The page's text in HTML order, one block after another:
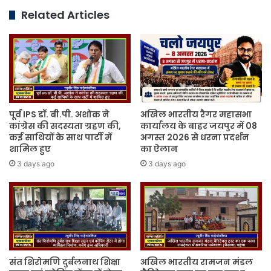
दी
गई।
Related Articles
पूर्व IPS डॉ. बी.पी. अशोक ने
कांग्रेस की सदस्यता ग्रहण की,
कई साथियों के साथ पार्टी में
शामिल हुए
3 days ago
अखिल भारतीय रैगर महासभा
कार्यालय के बाहर जयपुर में 08
अगस्त 2026 से धरना प्रदर्शन
का ऐलान
3 days ago
संत शिरोमणि दुर्बलनाथ शिक्षा
अखिल भारतीय रामजन मंडल